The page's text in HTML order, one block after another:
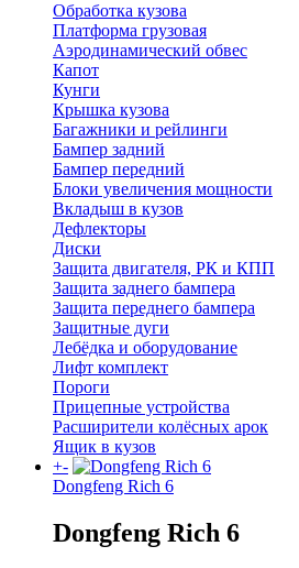
Обработка кузова
Платформа грузовая
Аэродинамический обвес
Капот
Кунги
Крышка кузова
Багажники и рейлинги
Бампер задний
Бампер передний
Блоки увеличения мощности
Вкладыш в кузов
Дефлекторы
Диски
Защита двигателя, РК и КПП
Защита заднего бампера
Защита переднего бампера
Защитные дуги
Лебёдка и оборудование
Лифт комплект
Пороги
Прицепные устройства
Расширители колёсных арок
Ящик в кузов
+-
Dongfeng Rich 6
Dongfeng Rich 6